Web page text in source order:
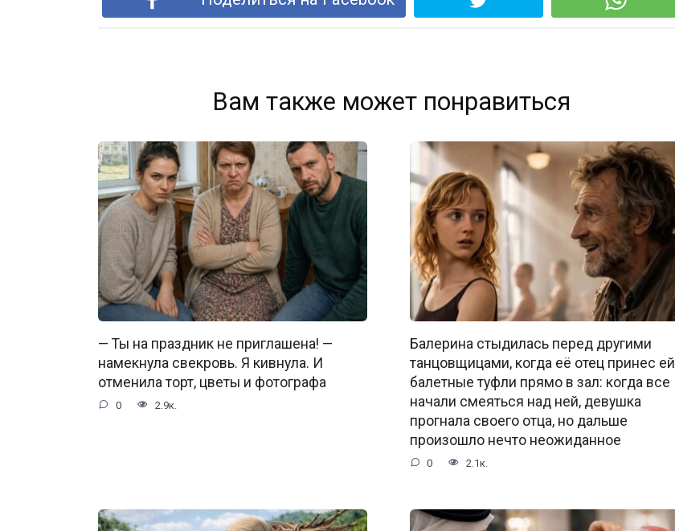
Вам также может понравиться
— Ты на праздник не приглашена! —
намекнула свекровь. Я кивнула. И
отменила торт, цветы и фотографа
0 2.9к.
Балерина стыдилась перед другими
танцовщицами, когда её отец принес ей
балетные туфли прямо в зал: когда все
начали смеяться над ней, девушка
прогнала своего отца, но дальше
произошло нечто неожиданное
0 2.1к.